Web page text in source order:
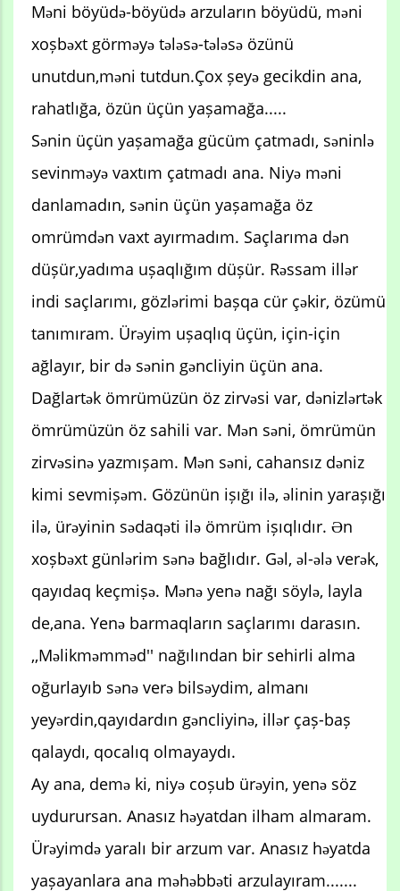
Məni böyüdə-böyüdə arzuların böyüdü, məni
xoșbəxt görməyə tələsə-tələsə özünü
unutdun,məni tutdun.Çox șeyə gecikdin ana,
rahatlığa, özün üçün yașamağa.....
Sənin üçün yașamağa gücüm çatmadı, səninlə
sevinməyə vaxtım çatmadı ana. Niyə məni
danlamadın, sənin üçün yașamağa öz
omrümdən vaxt ayırmadım. Saçlarıma dən
düșür,yadıma ușaqlığım düșür. Rəssam illər
indi saçlarımı, gözlərimi bașqa cür çəkir, özümü
tanımıram. Ürəyim ușaqlıq üçün, için-için
ağlayır, bir də sənin gəncliyin üçün ana.
Dağlartək ömrümüzün öz zirvəsi var, dənizlərtək
ömrümüzün öz sahili var. Mən səni, ömrümün
zirvəsinə yazmıșam. Mən səni, cahansız dəniz
kimi sevmișəm. Gözünün ișığı ilə, əlinin yarașığı
ilə, ürəyinin sədaqəti ilə ömrüm ișıqlıdır. Ən
xoșbəxt günlərim sənə bağlıdır. Gəl, əl-ələ verək,
qayıdaq keçmiṣə. Mənə yenə nağı söylə, layla
de,ana. Yenə barmaqların saçlarımı darasın.
,,Məlikməmməd'' nağılından bir sehirli alma
oğurlayıb sənə verə bilsəydim, almanı
yeyərdin,qayıdardın gəncliyinə, illər çaș-baș
qalaydı, qocalıq olmayaydı.
Ay ana, demə ki, niyə coșub ürəyin, yenə söz
uydurursan. Anasız həyatdan ilham almaram.
Ürəyimdə yaralı bir arzum var. Anasız həyatda
yașayanlara ana məhəbbəti arzulayıram.......